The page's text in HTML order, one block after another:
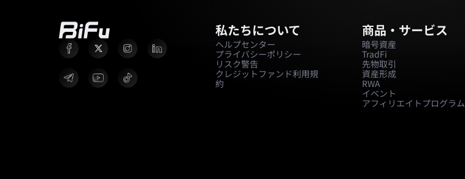
私たちについて
ヘルプセンター
プライバシーポリシー
リスク警告
クレジットファンド利用規
約
商品・サービス
暗号資産
TradFi
先物取引
資産形成
RWA
イベント
アフィリエイトプログラム